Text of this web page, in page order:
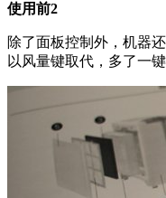
使用前2
除了面板控制外，机器
以风量键取代，多了一